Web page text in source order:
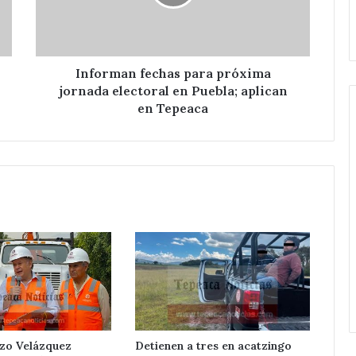
aplican
Tepeaca
Informan fechas para próxima
jornada electoral en Puebla; aplican
en Tepeaca
Velázquez
Detienen a tres en acatzingo
Salvador
Huixcolotla